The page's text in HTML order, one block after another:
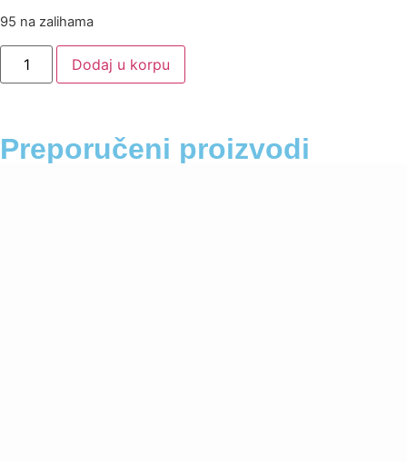
95 na zalihama
Dodaj u korpu
Preporučeni proizvodi